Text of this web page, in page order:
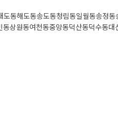
도동해도동송도동청림동일월동송정동
동상원동여천동중앙동덕산동덕수동대